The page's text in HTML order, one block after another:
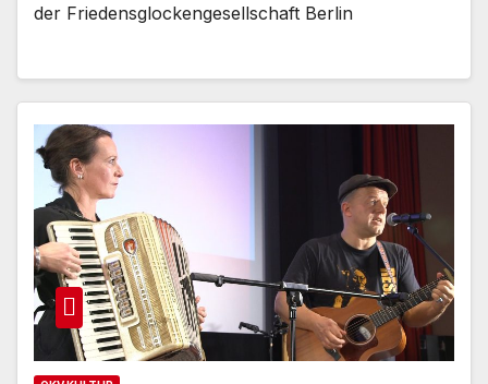
der Friedensglockengesellschaft Berlin